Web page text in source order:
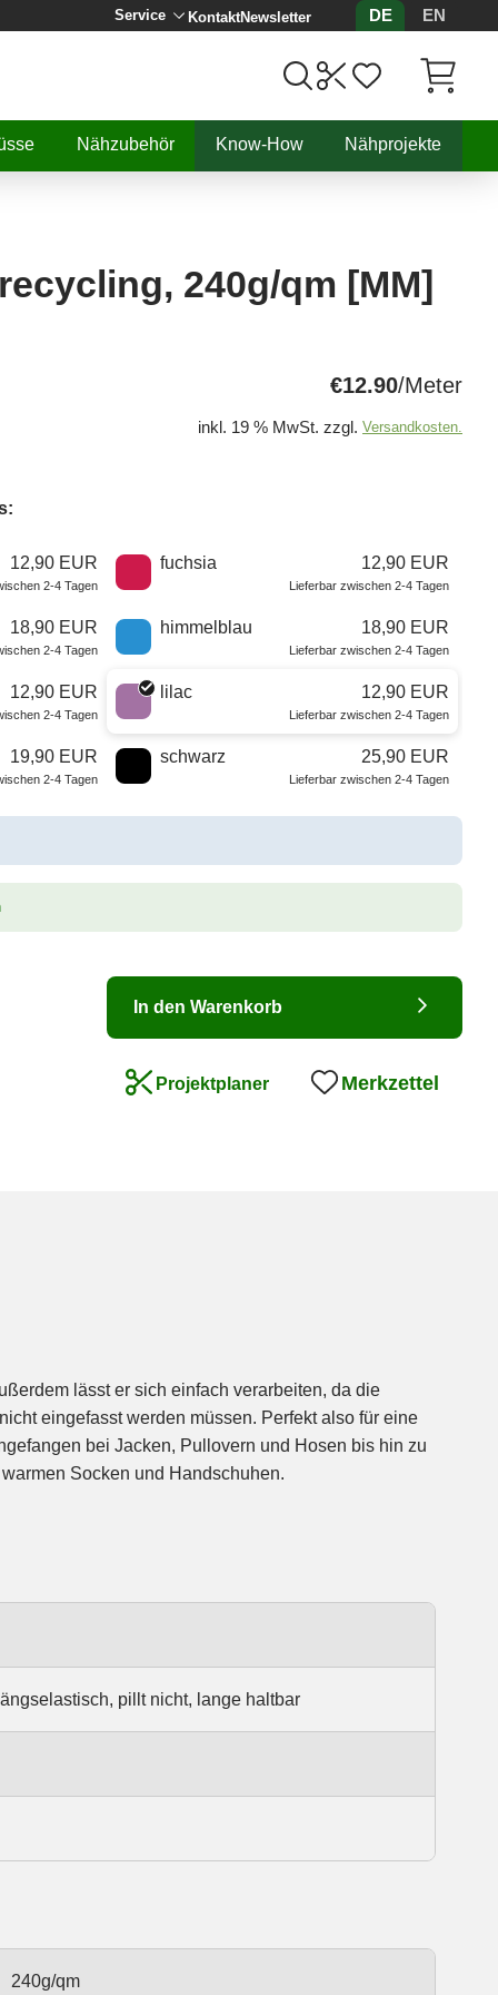
Service KontaktNewsletter DE
EN
Nähzubehör Know-How Nähprojekte
240g/qm [MM]
€12.90/Meter
inkl. 19 % MwSt. zzgl. Versandkosten.
12,90 EUR
2-4 Tagen
fuchsia 12,90 EUR
Lieferbar zwischen 2-4 Tagen
18,90 EUR
2-4 Tagen
himmelblau 18,90 EUR
Lieferbar zwischen 2-4 Tagen
12,90 EUR
2-4 Tagen
lilac 12,90 EUR
Lieferbar zwischen 2-4 Tagen
19,90 EUR
2-4 Tagen
schwarz 25,90 EUR
Lieferbar zwischen 2-4 Tagen
In den Warenkorb
Projektplaner Merkzettel
Socken und Handschuhen.
pillt nicht, lange haltbar
240g/qm